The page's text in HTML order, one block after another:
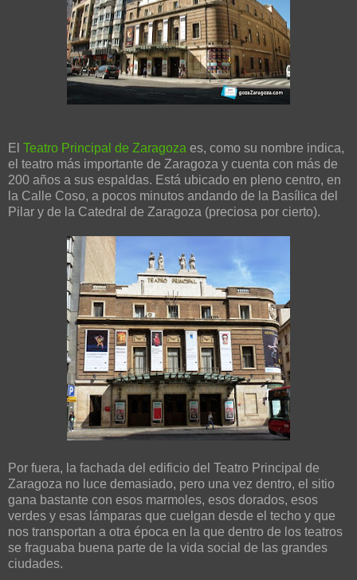
El Teatro Principal de Zaragoza es, como su nombre indica,
el teatro más importante de Zaragoza y cuenta con más de
200 años a sus espaldas. Está ubicado en pleno centro, en
la Calle Coso, a pocos minutos andando de la Basílica del
Pilar y de la Catedral de Zaragoza (preciosa por cierto).
Por fuera, la fachada del edificio del Teatro Principal de
Zaragoza no luce demasiado, pero una vez dentro, el sitio
gana bastante con esos marmoles, esos dorados, esos
verdes y esas lámparas que cuelgan desde el techo y que
nos transportan a otra época en la que dentro de los teatros
se fraguaba buena parte de la vida social de las grandes
ciudades.